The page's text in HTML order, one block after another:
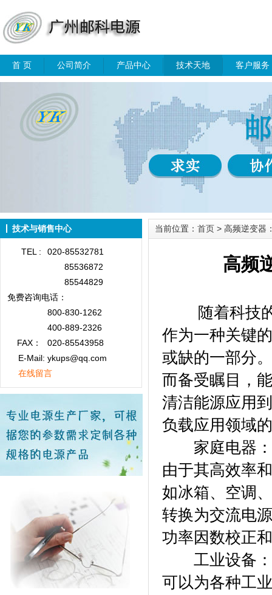
首 页 公司简介 产品中心 技术天地 客户服务
技术与销售中心
TEL :
020-85532781
85536872
85544829
免费咨询电话：
800-830-1262
400-889-2326
FAX：
020-85543958
E-Mail: ykups@qq.com
在线留言
当前位置： 首页 > 高频逆变器
高频
随着科技的
作为一种关键
或缺的一部分
而备受瞩目，
清洁能源应用
负载应用领域
家庭电器
由于其高效率
如冰箱、空调
转换为交流电
功率因数校正
工业设备：
可以为各种工